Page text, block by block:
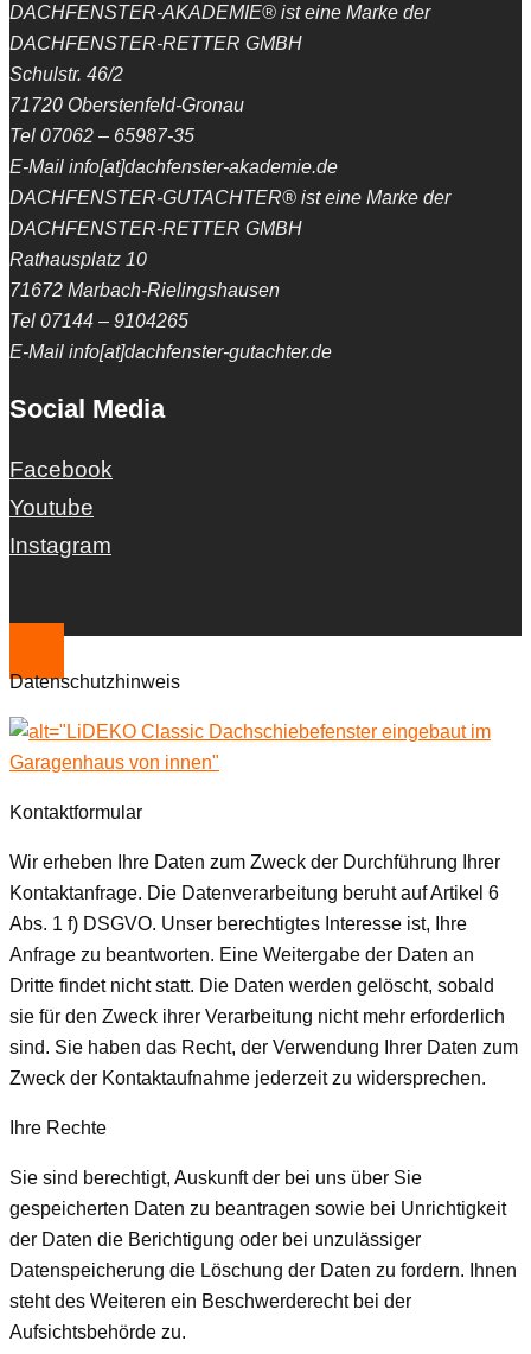
DACHFENSTER-AKADEMIE® ist eine Marke der
DACHFENSTER-RETTER GMBH
Schulstr. 46/2
71720 Oberstenfeld-Gronau
Tel 07062 – 65987-35
E-Mail info[at]dachfenster-akademie.de
DACHFENSTER-GUTACHTER® ist eine Marke der
DACHFENSTER-RETTER GMBH
Rathausplatz 10
71672 Marbach-Rielingshausen
Tel 07144 – 9104265
E-Mail info[at]dachfenster-gutachter.de
Social Media
Facebook
Youtube
Instagram
Datenschutzhinweis
Kontaktformular
Wir erheben Ihre Daten zum Zweck der Durchführung Ihrer
Kontaktanfrage. Die Datenverarbeitung beruht auf Artikel 6
Abs. 1 f) DSGVO. Unser berechtigtes Interesse ist, Ihre
Anfrage zu beantworten. Eine Weitergabe der Daten an
Dritte findet nicht statt. Die Daten werden gelöscht, sobald
sie für den Zweck ihrer Verarbeitung nicht mehr erforderlich
sind. Sie haben das Recht, der Verwendung Ihrer Daten zum
Zweck der Kontaktaufnahme jederzeit zu widersprechen.
Ihre Rechte
Sie sind berechtigt, Auskunft der bei uns über Sie
gespeicherten Daten zu beantragen sowie bei Unrichtigkeit
der Daten die Berichtigung oder bei unzulässiger
Datenspeicherung die Löschung der Daten zu fordern. Ihnen
steht des Weiteren ein Beschwerderecht bei der
Aufsichtsbehörde zu.